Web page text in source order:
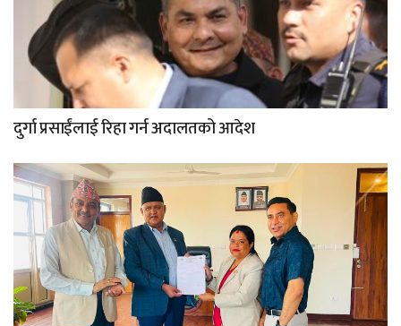
दुर्गा प्रसाईंलाई रिहा गर्न अदालतको आदेश